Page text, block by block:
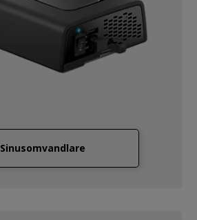
Sinusomvandlare